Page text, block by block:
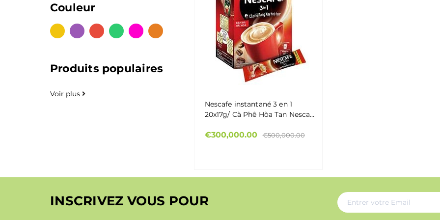
Couleur
Produits populaires
Voir plus
Nescafe instantané 3 en 1
20x17g/ Cà Phê Hòa Tan Nescafe
€300,000.00 €500,000.00
INSCRIVEZ VOUS POUR